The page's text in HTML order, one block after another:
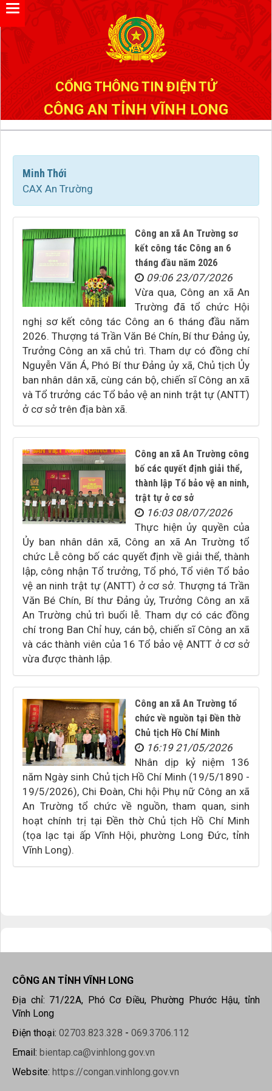
CỔNG THÔNG TIN ĐIỆN TỬ
CÔNG AN TỈNH VĨNH LONG
Minh Thới
CAX An Trường
Công an xã An Trường sơ
kết công tác Công an 6
tháng đầu năm 2026
09:06 23/07/2026
Vừa qua, Công an xã An
Trường đã tổ chức Hội
nghị sơ kết công tác Công an 6 tháng đầu năm
2026. Thượng tá Trần Văn Bé Chín, Bí thư Đảng ủy,
Trưởng Công an xã chủ trì. Tham dự có đồng chí
Nguyễn Văn Á, Phó Bí thư Đảng ủy xã, Chủ tịch Ủy
ban nhân dân xã, cùng cán bộ, chiến sĩ Công an xã
và Tổ trưởng các Tổ bảo vệ an ninh trật tự (ANTT)
ở cơ sở trên địa bàn xã.
Công an xã An Trường công
bố các quyết định giải thể,
thành lập Tổ bảo vệ an ninh,
trật tự ở cơ sở
16:03 08/07/2026
Thực hiện ủy quyền của
Ủy ban nhân dân xã, Công an xã An Trường tổ
chức Lễ công bố các quyết định về giải thể, thành
lập, công nhận Tổ trưởng, Tổ phó, Tổ viên Tổ bảo
vệ an ninh trật tự (ANTT) ở cơ sở. Thượng tá Trần
Văn Bé Chín, Bí thư Đảng ủy, Trưởng Công an xã
An Trường chủ trì buổi lễ. Tham dự có các đồng
chí trong Ban Chỉ huy, cán bộ, chiến sĩ Công an xã
và các thành viên của 16 Tổ bảo vệ ANTT ở cơ sở
vừa được thành lập.
Công an xã An Trường tổ
chức về nguồn tại Đền thờ
Chủ tịch Hồ Chí Minh
16:19 21/05/2026
Nhân dịp kỷ niệm 136
năm Ngày sinh Chủ tịch Hồ Chí Minh (19/5/1890 -
19/5/2026), Chi Đoàn, Chi hội Phụ nữ Công an xã
An Trường tổ chức về nguồn, tham quan, sinh
hoạt chính trị tại Đền thờ Chủ tịch Hồ Chí Minh
(tọa lạc tại ấp Vĩnh Hội, phường Long Đức, tỉnh
Vĩnh Long).
CÔNG AN TỈNH VĨNH LONG
Địa chỉ: 71/22A, Phó Cơ Điều, Phường Phước Hậu, tỉnh
Vĩnh Long
Điện thoại: 02703.823.328 - 069.3706.112
Email: bientap.ca@vinhlong.gov.vn
Website: https://congan.vinhlong.gov.vn